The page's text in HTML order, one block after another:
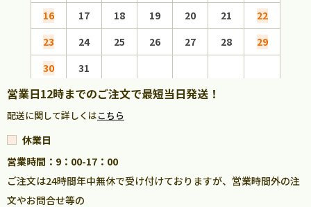
16
17 18 19 20 21
22
23
24 25 26 27 28
29
30
31
営業日12時までのご注文で最短当日発送！
配送に関して詳しくはこちら
休業日
営業時間：9：00-17：00
ご注文は24時間年中無休で受け付けておりますが、営業時間外の注
文やお問合せ等の